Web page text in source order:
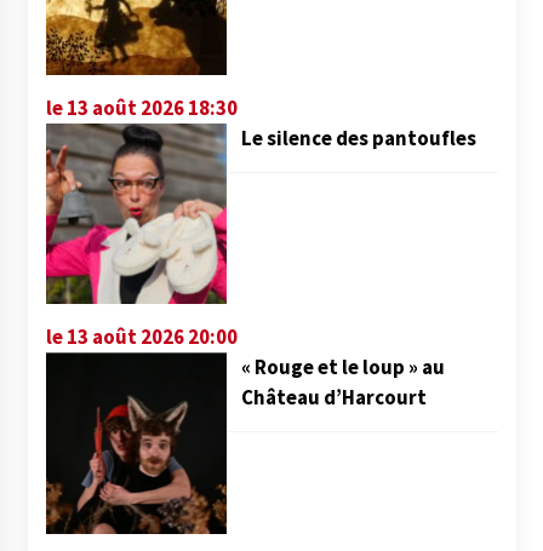
le 13 août 2026 18:30
Le silence des pantoufles
le 13 août 2026 20:00
« Rouge et le loup » au
Château d’Harcourt